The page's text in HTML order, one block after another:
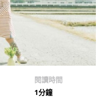
閱讀時間
1分鐘